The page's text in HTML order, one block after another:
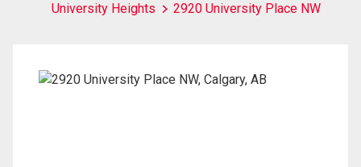
University Heights
2920 University Place NW